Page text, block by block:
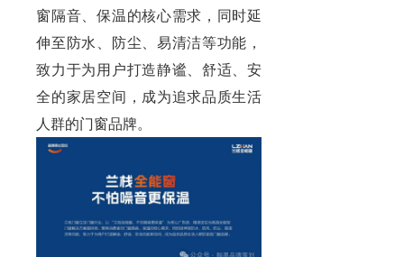
窗隔音、保温的核心需求，同时延
伸至防水、防尘、易清洁等功能，
致力于为用户打造静谧、舒适、安
全的家居空间，成为追求品质生活
人群的门窗品牌。